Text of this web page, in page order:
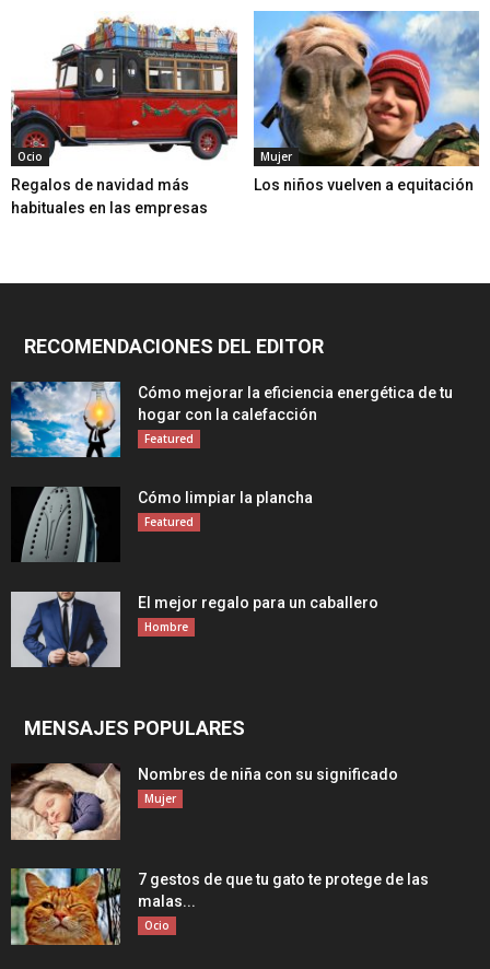
Ocio
Regalos de navidad más
habituales en las empresas
Mujer
Los niños vuelven a equitación
RECOMENDACIONES DEL EDITOR
Cómo mejorar la eficiencia energética de tu
hogar con la calefacción
Featured
Cómo limpiar la plancha
Featured
El mejor regalo para un caballero
Hombre
MENSAJES POPULARES
Nombres de niña con su significado
Mujer
7 gestos de que tu gato te protege de las
malas...
Ocio